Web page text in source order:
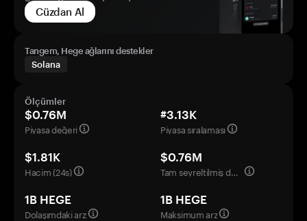
Cüzdan Al
Tangem, Hege ağlarını destekler
Solana
Ölçümler
$0.76M
Piyasa değeri
#3.13K
Piyasa sıralaması
$1.81K
Hacim (24s)
$0.76M
Tam seyreltilmiş değerleme
1B HEGE
Dolaşımdaki arz
1B HEGE
Maksimum arz